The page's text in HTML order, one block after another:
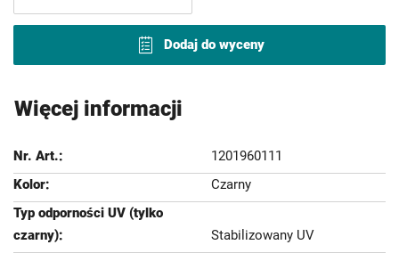
Dodaj do wyceny
Więcej informacji
1201960111
Czarny
Stabilizowany UV